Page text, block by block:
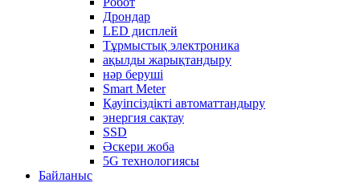
Дрондар
LED дисплей
Тұрмыстық электроника
ақылды жарықтандыру
нәр беруші
Smart Meter
Қауіпсіздікті автоматтандыру
энергия сақтау
SSD
Әскери жоба
5G технологиясы
Байланыс